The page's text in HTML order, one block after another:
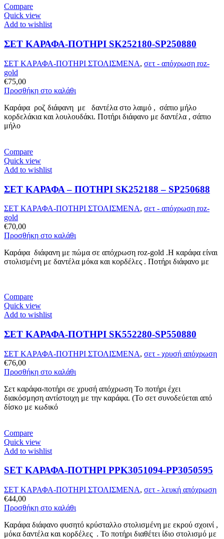
Compare
Quick view
Add to wishlist
ΣΕΤ ΚΑΡΑΦΑ-ΠΟΤΗΡΙ SK252180-SP250880
ΣΕΤ ΚΑΡΑΦΑ-ΠΟΤΗΡΙ ΣΤΟΛΙΣΜΕΝΑ, σετ - απόχρωση roz-
gold
€75,00
Προσθήκη στο καλάθι
Καράφα ροζ διάφανη με δαντέλα στο λαιμό , σάπιο μήλο
κορδελάκια και λουλουδάκι. Ποτήρι διάφανο με δαντέλα , σάπιο
μήλο
Compare
Quick view
Add to wishlist
ΣΕΤ ΚΑΡΑΦΑ – ΠΟΤΗΡΙ SK252188 – SP250688
ΣΕΤ ΚΑΡΑΦΑ-ΠΟΤΗΡΙ ΣΤΟΛΙΣΜΕΝΑ, σετ - απόχρωση roz-
gold
€70,00
Προσθήκη στο καλάθι
Καράφα διάφανη με πώμα σε απόχρωση roz-gold .Η καράφα είναι
στολισμένη με δαντέλα μόκα και κορδέλες . Ποτήρι διάφανο με
Compare
Quick view
Add to wishlist
ΣΕΤ ΚΑΡΑΦΑ-ΠΟΤΗΡΙ SK552280-SP550880
ΣΕΤ ΚΑΡΑΦΑ-ΠΟΤΗΡΙ ΣΤΟΛΙΣΜΕΝΑ, σετ - χρυσή απόχρωση
€76,00
Προσθήκη στο καλάθι
Σετ καράφα-ποτήρι σε χρυσή απόχρωση Το ποτήρι έχει
διακόσμηση αντίστοιχη με την καράφα. (Το σετ συνοδεύεται από
δίσκο με κωδικό
Compare
Quick view
Add to wishlist
SET ΚΑΡΑΦΑ-ΠΟΤΗΡΙ PPK3051094-PP3050595
ΣΕΤ ΚΑΡΑΦΑ-ΠΟΤΗΡΙ ΣΤΟΛΙΣΜΕΝΑ, σετ - λευκή απόχρωση
€44,00
Προσθήκη στο καλάθι
Καράφα διάφανο φυσητό κρύσταλλο στολισμένη με εκρού σχοινί ,
μόκα δαντέλα και κορδέλες . Το ποτήρι διαθέτει ίδιο στολισμό με